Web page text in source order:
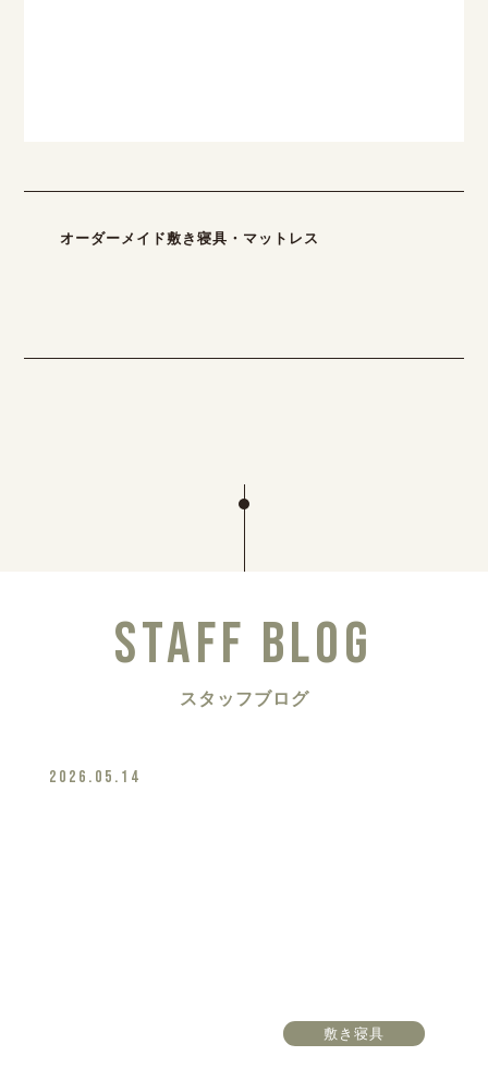
オーダーメイド敷き寝具・マットレス
STAFF BLOG
スタッフブログ
2026.05.14
敷き寝具